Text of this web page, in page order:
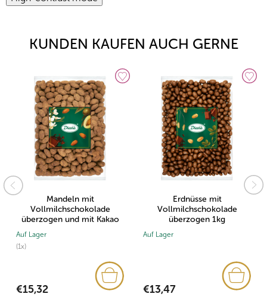
KUNDEN KAUFEN AUCH GERNE
Mandeln mit
Vollmilchschokolade
überzogen und mit Kakao
(1x)
Auf Lager
€15,32
Erdnüsse mit
Vollmilchschokolade
überzogen 1kg
Auf Lager
€13,47